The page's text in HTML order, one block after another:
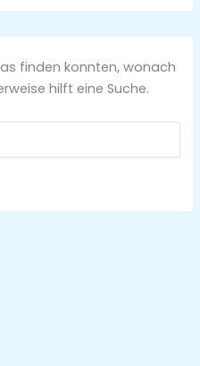
finden konnten, wonach
hilft eine Suche.